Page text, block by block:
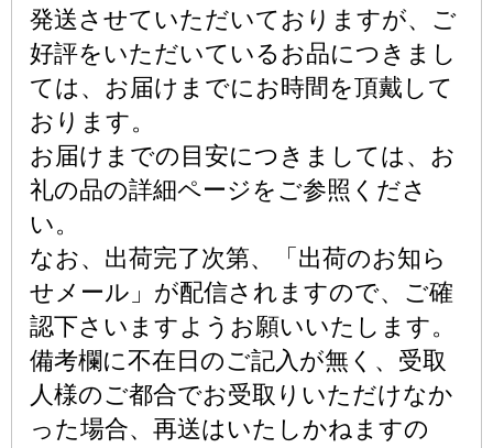
発送させていただいておりますが、ご
好評をいただいているお品につきまし
ては、お届けまでにお時間を頂戴して
おります。
お届けまでの目安につきましては、お
礼の品の詳細ページをご参照くださ
い。
なお、出荷完了次第、「出荷のお知ら
せメール」が配信されますので、ご確
認下さいますようお願いいたします。
備考欄に不在日のご記入が無く、受取
人様のご都合でお受取りいただけなか
った場合、再送はいたしかねますの